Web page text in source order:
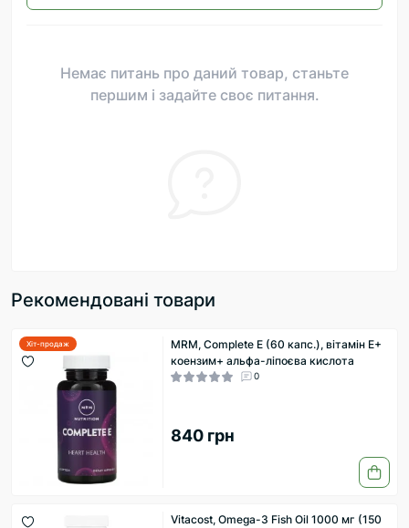
Немає питань про даний товар, станьте
першим і задайте своє питання.
Рекомендовані товари
Хіт-продаж
MRM, Complete E (60 капс.), вітамін Е+
коензим+ альфа-ліпоєва кислота
0
840 грн
Vitacost, Omega-3 Fish Oil 1000 мг (150